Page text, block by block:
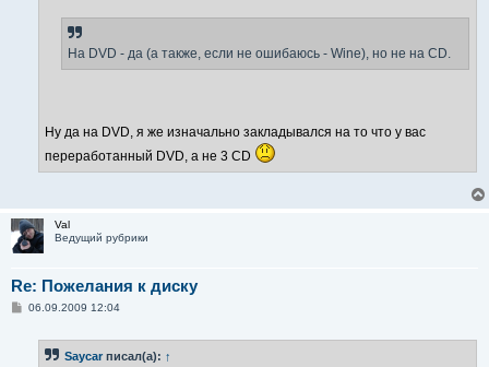
На DVD - да (а также, если не ошибаюсь - Wine), но не на CD.
Ну да на DVD, я же изначально закладывался на то что у вас
переработанный DVD, а не 3 CD
Val
Ведущий рубрики
Re: Пожелания к диску
С06.09.2009 12:04
Saycar писал(а): ↑